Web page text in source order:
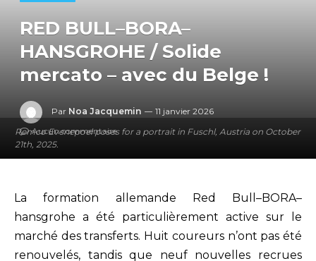
Remco Evenepoel poses for a portrait in Fuschl, Austria on October
21th, 2025.
RED BULL–BORA–
HANSGROHE / Solide
mercato – avec du Belge !
Par Noa Jacquemin
11 janvier 2026
Aucun commentaire
La formation allemande Red Bull–BORA–
hansgrohe a été particulièrement active sur le
marché des transferts. Huit coureurs n’ont pas été
renouvelés, tandis que neuf nouvelles recrues